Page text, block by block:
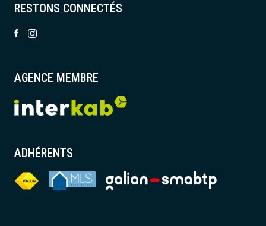
RESTONS CONNECTÉS
AGENCE MEMBRE
ADHÉRENTS